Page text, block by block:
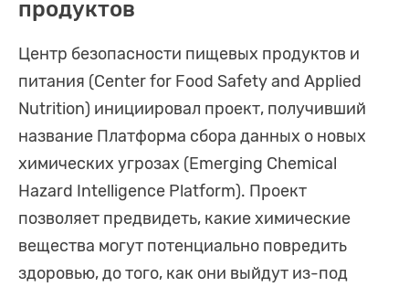
продуктов
Центр безопасности пищевых продуктов и
питания (Center for Food Safety and Applied
Nutrition) инициировал проект, получивший
название Платформа сбора данных о новых
химических угрозах (Emerging Chemical
Hazard Intelligence Platform). Проект
позволяет предвидеть, какие химические
вещества могут потенциально повредить
здоровью, до того, как они выйдут из-под